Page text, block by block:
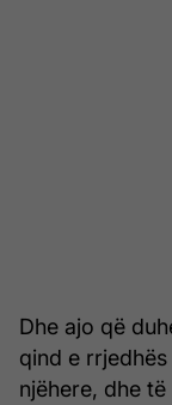
Dhe ajo që
qind e
njëhere, dhe